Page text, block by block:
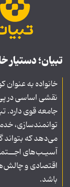
تبیان؛ دستیار
خانواده به
نقشی اساسی در
جامعه قوی دارد.
توانمندسازی،
می‌دهد که
آسیـب‌های
اقتصادی و
باشد.